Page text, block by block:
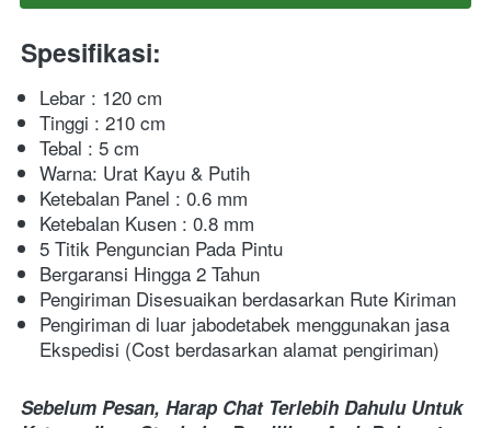
Spesifikasi:
Lebar : 120 cm
Tinggi : 210 cm
Tebal : 5 cm
Warna: Urat Kayu & Putih
Ketebalan Panel : 0.6 mm
Ketebalan Kusen : 0.8 mm
5 Titik Penguncian Pada Pintu
Bergaransi Hingga 2 Tahun
Pengiriman Disesuaikan berdasarkan Rute Kiriman
Pengiriman di luar jabodetabek menggunakan jasa
Ekspedisi (Cost berdasarkan alamat pengiriman)
Sebelum Pesan, Harap Chat Terlebih Dahulu Untuk